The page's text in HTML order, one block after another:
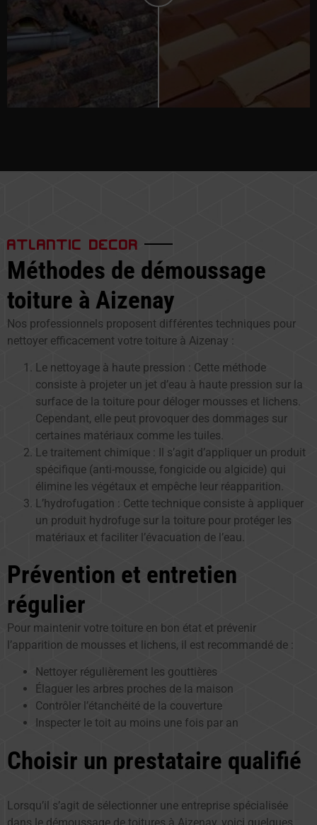
ATLANTIC DECOR
Méthodes de démoussage
toiture à Aizenay
Nos professionnels proposent différentes techniques pour
nettoyer efficacement votre toiture à Aizenay :
Le nettoyage à haute pression : Cette méthode
consiste à projeter un jet d’eau à haute pression sur la
surface de la toiture pour déloger mousses et lichens.
Cependant, elle peut provoquer des dommages sur
certaines matériaux comme les tuiles.
Le traitement chimique : Il s’agit d’appliquer un produit
spécifique (anti-mousse, fongicide ou algicide) qui
élimine les végétaux et empêche leur réapparition.
L’hydrofugation : Cette technique consiste à appliquer
un produit hydrofuge sur la toiture pour protéger les
matériaux et faciliter l’évacuation de l’eau.
Prévention et entretien
régulier
Pour maintenir votre toiture en bon état et prévenir
l’apparition de mousses et lichens, il est recommandé de :
Nettoyer régulièrement les gouttières
Élaguer les arbres proches de la maison
Contrôler l’étanchéité de la couverture
Inspecter le toit au moins une fois par an
Choisir un prestataire qualifié
Lorsqu’il s’agit de sélectionner une entreprise spécialisée
dans le démoussage de toitures à Aizenay, voici quelques